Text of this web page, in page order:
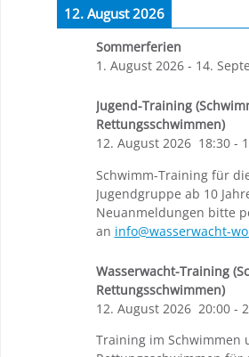
12. August 2026
Sommerferien
1. August 2026- 14.
Jugend-Training
Rettungsschwimmen)
12. August 2026 18:30-
Schwimm-Training für
Jugendgruppe ab 10
Neuanmeldungen bitte
an info@wasserwacht-
Wasserwacht-Training
Rettungsschwimmen)
12. August 2026 20:00-
Training im Schwimmen